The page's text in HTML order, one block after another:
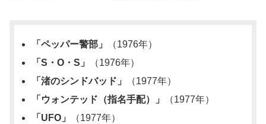
「ペッパー警部」
（1976年）
「S・O・S」
（1976年）
「渚のシンドバッド」
（1977年）
「ウォンテッド（指名手配）」
（1977年）
「UFO」
（1977年）